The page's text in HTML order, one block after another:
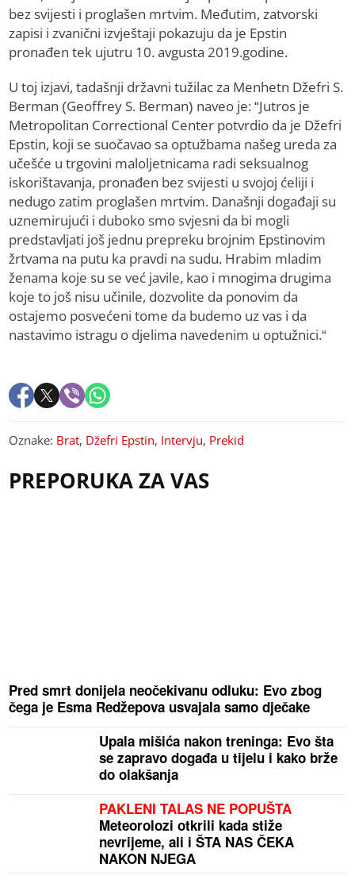
bez svijesti i proglašen mrtvim. Međutim, zatvorski
zapisi i zvanični izvještaji pokazuju da je Epstin
pronađen tek ujutru 10. avgusta 2019.godine.
U toj izjavi, tadašnji državni tužilac za Menhetn Džefri S.
Berman (Geoffrey S. Berman) naveo je: “Jutros je
Metropolitan Correctional Center potvrdio da je Džefri
Epstin, koji se suočavao sa optužbama našeg ureda za
učešće u trgovini maloljetnicama radi seksualnog
iskorištavanja, pronađen bez svijesti u svojoj ćeliji i
nedugo zatim proglašen mrtvim. Današnji događaji su
uznemirujući i duboko smo svjesni da bi mogli
predstavljati još jednu prepreku brojnim Epstinovim
žrtvama na putu ka pravdi na sudu. Hrabim mladim
ženama koje su se već javile, kao i mnogima drugima
koje to još nisu učinile, dozvolite da ponovim da
ostajemo posvećeni tome da budemo uz vas i da
nastavimo istragu o djelima navedenim u optužnici.“
Oznake: Brat, Džefri Epstin, Intervju, Prekid
PREPORUKA ZA VAS
Pred smrt donijela neočekivanu odluku: Evo zbog
čega je Esma Redžepova usvajala samo dječake
Upala mišića nakon treninga: Evo šta
se zapravo događa u tijelu i kako brže
do olakšanja
PAKLENI TALAS NE POPUŠTA
Meteorolozi otkrili kada stiže
nevrijeme, ali i ŠTA NAS ČEKA
NAKON NJEGA